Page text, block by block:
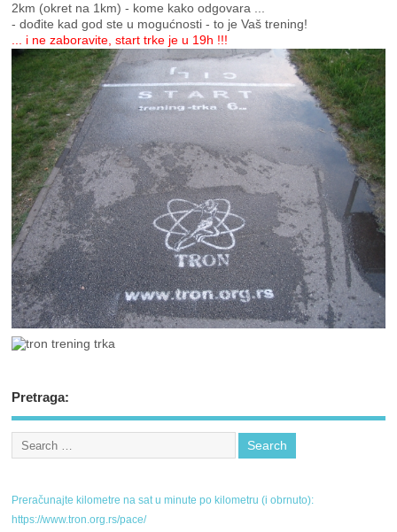
2km (okret na 1km) - kome kako odgovara ...
- dođite kad god ste u mogućnosti - to je Vaš trening!
... i ne zaboravite, start trke je u 19h !!!
Pretraga:
Preračunajte kilometre na sat u minute po kilometru (i obrnuto):
https://www.tron.org.rs/pace/